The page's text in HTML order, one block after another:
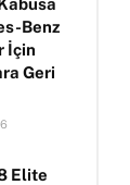
Benz
İçin
Geri
Elite